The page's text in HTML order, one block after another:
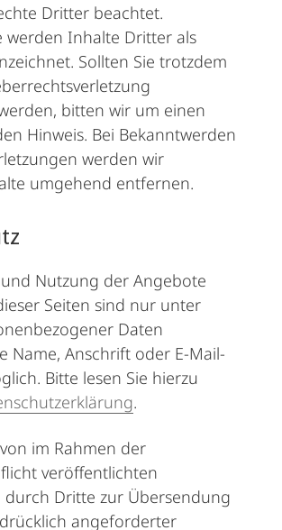
Dritter beachtet.
werden Inhalte Dritter als
Sollten Sie trotzdem
bitten wir um einen
Hinweis. Bei Bekanntwerden
werden wir
umgehend entfernen.
Nutzung der Angebote
Seiten sind nur unter
Daten
Name, Anschrift oder E-Mail-
Bitte lesen Sie hierzu
.
im Rahmen der
veröffentlichten
durch Dritte zur Übersendung
angeforderter